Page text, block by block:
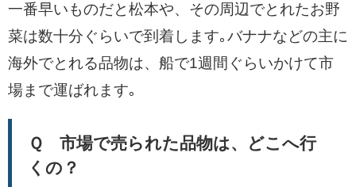
一番早いものだと松本や、その周辺でとれたお野
菜は数十分ぐらいで到着します｡バナナなどの主に
海外でとれる品物は、船で1週間ぐらいかけて市
場まで運ばれます｡
Ｑ 市場で売られた品物は、どこへ行
くの？